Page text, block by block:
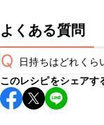
よくある質問
Q 日持ちはどれくら
こちらのレシピは
すすめします。
このレシピをシェアす